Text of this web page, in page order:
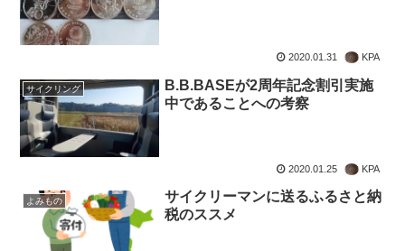
2020.01.31 KPA
サイクリング
B.B.BASEが2周年記念割引実施
中であることへの考察
2020.01.25 KPA
よみもの
サイクリーマンに送るふるさと納
税のススメ